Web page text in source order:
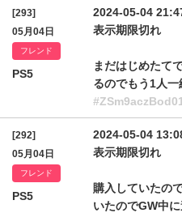
[293]
05月04日
フレンド
PS5
2024-05-04
表示期限切れ
まだはじめたて
るのでもう1人
[292]
05月04日
フレンド
PS5
2024-05-04
表示期限切れ
購入していたの
いたのでGW中